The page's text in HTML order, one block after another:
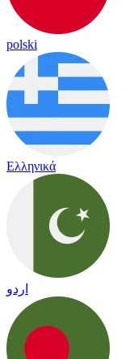
polski
Ελληνικά
اردو